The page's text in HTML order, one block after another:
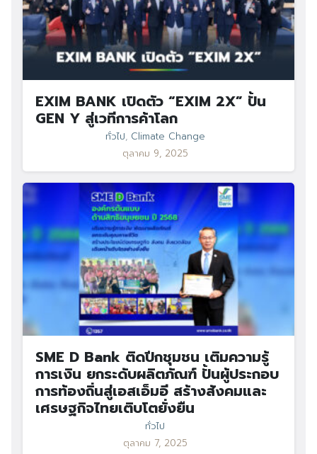
EXIM BANK เปิดตัว “EXIM 2X” ปั้น
GEN Y สู่เวทีการค้าโลก
ทั่วไป, Climate Change
ตุลาคม 9, 2025
SME D Bank ติดปีกชุมชน เติมความรู้
การเงิน ยกระดับผลิตภัณฑ์ ปั้นผู้ประกอบ
การท้องถิ่นสู่เอสเอ็มอี สร้างสังคมและ
เศรษฐกิจไทยเติบโตยั่งยืน
ทั่วไป
ตุลาคม 7, 2025